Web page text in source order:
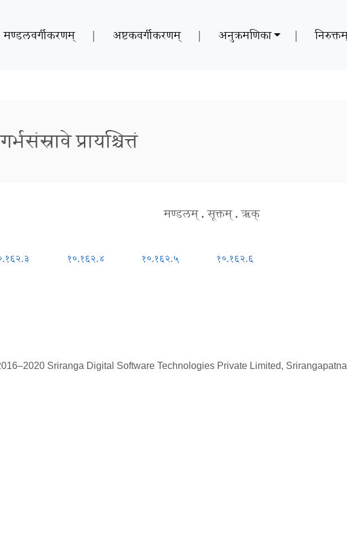
मण्डलवर्गीकरणम् | अष्टकवर्गीकरणम् | अनुक्रमणिका |
प्रायश्चित्तं
मण्डलम् . सूक्तम् . ऋक्
१०.१६२.४ १०.१६२.५ १०.१६२.६
Sriranga Digital Software Technologies Private Limited,